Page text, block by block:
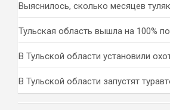
Выяснилось, сколько месяцев
Тульская область вышла на 100%
В Тульской области установили
В Тульской области запустят